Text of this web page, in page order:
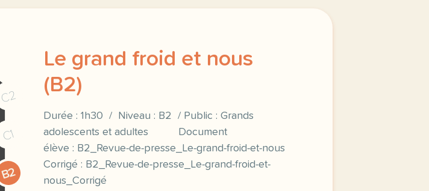
C2
C1
B2
Le grand froid et nous
(B2)
Durée : 1h30 / Niveau : B2 / Public : Grands
adolescents et adultes Document
élève : B2_Revue-de-presse_Le-grand-froid-et-nous
Corrigé : B2_Revue-de-presse_Le-grand-froid-et-
nous_Corrigé